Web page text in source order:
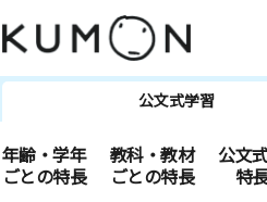
公文式学習
年齢・学年
ごとの特長
教科・教材
ごとの特長
公文
特